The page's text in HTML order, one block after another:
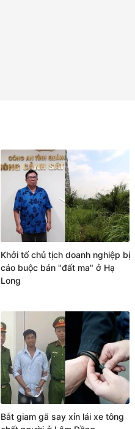
Khởi tố chủ tịch doanh nghiệp bị
cáo buộc bán "đất ma" ở Hạ
Long
Bắt giam gã say xỉn lái xe tông